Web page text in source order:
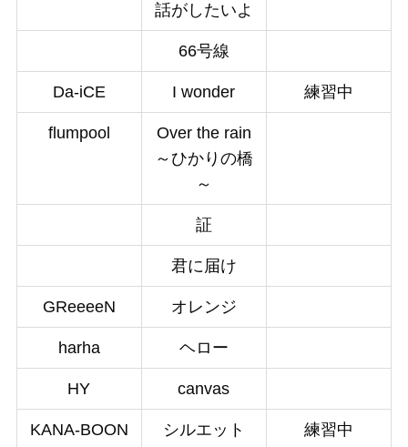
話がしたいよ
66号線
Da-iCE I wonder 練習中
flumpool
Over the rain
～ひかりの橋
～
証
君に届け
GReeeeN オレンジ
harha ヘロー
HY canvas
KANA-BOON シルエット 練習中